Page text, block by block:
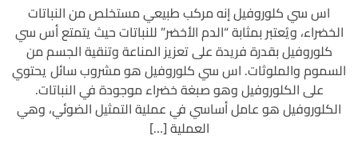
سي
كلوروفيل
من
ادمارك
الماليزية
اس سي كلوروفيل إنه مركب طبيعي مستخلص من النباتات
الخضراء، ويُعتبر بمثابة “الدم الأخضر” للنباتات حيث يتمتع أس سي
كلوروفيل بقدرة فريدة على تعزيز المناعة وتنقية الجسم من
السموم والملوثات. اس سي كلوروفيل هو مشروب سائل يحتوي
على الكلوروفيل وهو صبغة خضراء موجودة في النباتات.
الكلوروفيل هو عامل أساسي في عملية التمثيل الضوئي، وهي
العملية […]